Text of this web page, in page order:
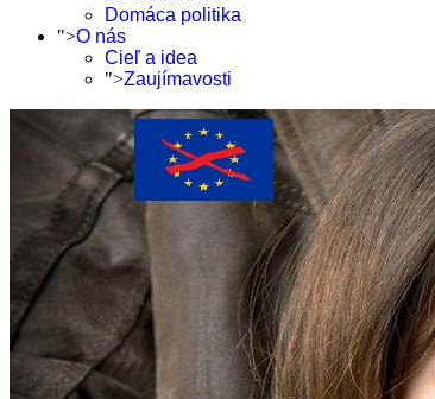
Domáca politika
">O nás
Cieľ a idea
">Zaujímavosti